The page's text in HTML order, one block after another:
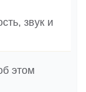
звук и
этом